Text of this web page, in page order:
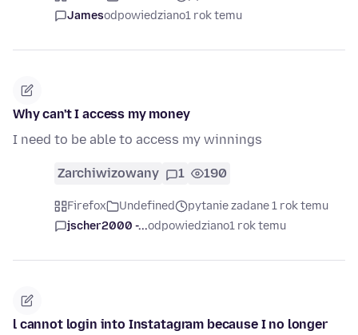
Jamesodpowiedziano1 rok temu
Why can't I access my money
I need to be able to access my winnings
Zarchiwizowany 1 190
Firefox Undefined
pytanie zadane 1 rok temu
jscher2000 -...odpowiedziano1 rok temu
l cannot login into Instatagram because I no longer